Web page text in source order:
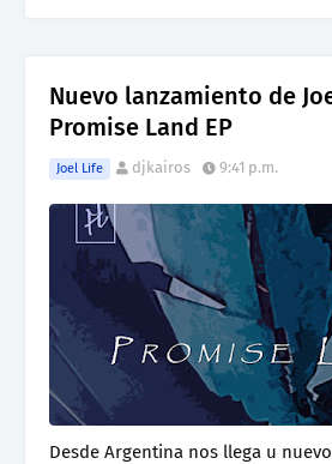
Nuevo lanzamiento de
Promise Land EP
Joel Life djkairos 9:41 p.m.
Desde Argentina nos llega u